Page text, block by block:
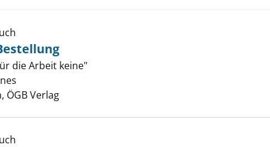
auf Bestellung anzeigen
die Arbeit keine"
ÖGB Verlag